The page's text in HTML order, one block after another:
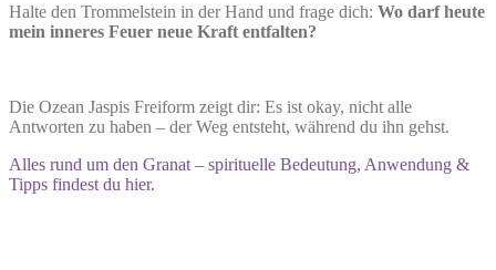
Halte den Trommelstein in der Hand und frage dich: Wo darf heute
mein inneres Feuer neue Kraft entfalten?
Die Ozean Jaspis Freiform zeigt dir: Es ist okay, nicht alle
Antworten zu haben – der Weg entsteht, während du ihn gehst.
Alles rund um den Granat – spirituelle Bedeutung, Anwendung &
Tipps findest du hier.